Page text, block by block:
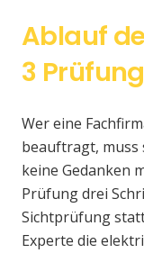
Ablauf
3
Wer eine
beauftragt, muss
keine Gedanken
Prüfung drei
Sichtprüfung
Experte die